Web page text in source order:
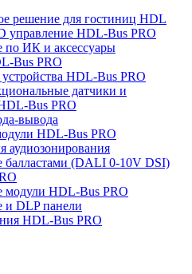
решение для гостиниц HDL
управление HDL-Bus PRO
по ИК и аксессуары
Bus PRO
HDL-Bus PRO
датчики и
Bus PRO
вывода
HDL-Bus PRO
аудиозонирования
балластами (DALI 0-10V DSI)
HDL-Bus PRO
DLP панели
HDL-Bus PRO